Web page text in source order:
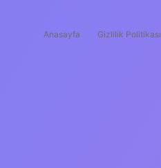
Anasayfa Gizlilik Politikası